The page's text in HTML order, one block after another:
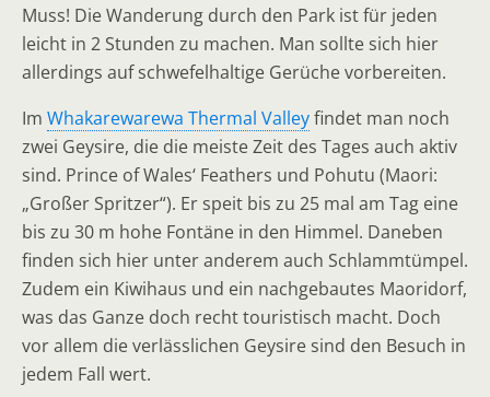
Muss! Die Wanderung durch den Park ist für jeden
leicht in 2 Stunden zu machen. Man sollte sich hier
allerdings auf schwefelhaltige Gerüche vorbereiten.
Im Whakarewarewa Thermal Valleyfindet man noch
zwei Geysire, die die meiste Zeit des Tages auch aktiv
sind. Prince of Wales‘ Feathers und Pohutu (Maori:
„Großer Spritzer“). Er speit bis zu 25 mal am Tag eine
bis zu 30 m hohe Fontäne in den Himmel. Daneben
finden sich hier unter anderem auch Schlammtümpel.
Zudem ein Kiwihaus und ein nachgebautes Maoridorf,
was das Ganze doch recht touristisch macht. Doch
vor allem die verlässlichen Geysire sind den Besuch in
jedem Fall wert.